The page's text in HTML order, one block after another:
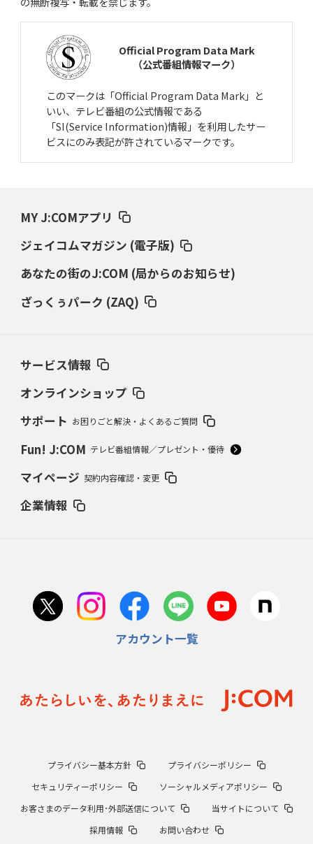
Official Program Data Mark
（公式番組情報マーク）
このマークは「Official Program Data Mark」と
いい、テレビ番組の公式情報である
「SI(Service Information)情報」を利用したサー
ビスにのみ表記が許されているマークです。
MY J:COMアプリ
ジェイコムマガジン (電子版)
あなたの街のJ:COM (局からのお知らせ)
ざっくぅパーク (ZAQ)
サービス情報
オンラインショップ
サポート お困りごと解決・よくあるご質問
Fun! J:COM テレビ番組情報／プレゼント・優待
マイページ 契約内容確認・変更
企業情報
アカウント一覧
プライバシー基本方針
プライバシーポリシー
セキュリティーポリシー
ソーシャルメディアポリシー
お客さまのデータ利用･外部送信について
当サイトについて
採用情報
お問い合わせ